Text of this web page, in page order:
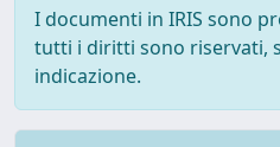
I documenti in IRIS sono
tutti i diritti sono riservati,
indicazione.